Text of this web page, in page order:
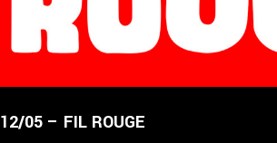
12/05 – FIL ROUGE